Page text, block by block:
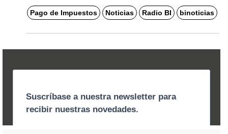
Pago de Impuestos Noticias Radio BI binoticias